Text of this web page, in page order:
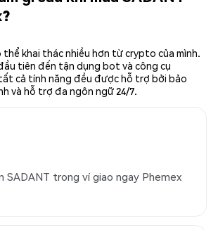
thể khai thác nhiều hơn từ crypto của mình.
tiên đến tận dụng bot và công cụ
cả tính năng đều được hỗ trợ bởi bảo
và hỗ trợ đa ngôn ngữ 24/7.
SADANT trong ví giao ngay Phemex